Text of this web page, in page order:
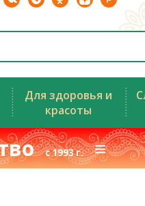
Для здоровья и
красоты
с 1993 г.≡